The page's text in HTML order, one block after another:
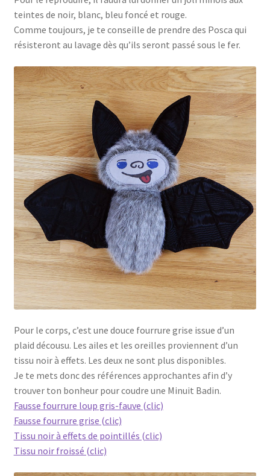
teintes de noir, blanc, bleu foncé et rouge.
Comme toujours, je te conseille de prendre des Posca qui
résisteront au lavage dès qu’ils seront passé sous le fer.
Pour le corps, c’est une douce fourrure grise issue d’un
plaid décousu. Les ailes et les oreilles proviennent d’un
tissu noir à effets. Les deux ne sont plus disponibles.
Je te mets donc des références approchantes afin d’y
trouver ton bonheur pour coudre une Minuit Badin.
Fausse fourrure loup gris-fauve (clic)
Fausse fourrure grise (clic)
Tissu noir à effets de pointillés (clic)
Tissu noir froissé (clic)